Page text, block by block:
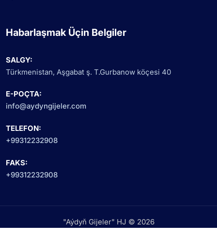
Habarlaşmak Üçin Belgiler
SALGY:
Türkmenistan, Aşgabat ş. T.Gurbanow köçesi 40
E-POÇTA:
info@aydyngijeler.com
TELEFON:
+99312232908
FAKS:
+99312232908
"Aýdyň Gijeler" HJ © 2026